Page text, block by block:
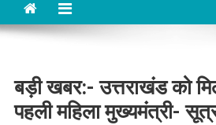
बड़ी खबर:- उत्तराखंड को
पहली महिला मुख्यमंत्री-